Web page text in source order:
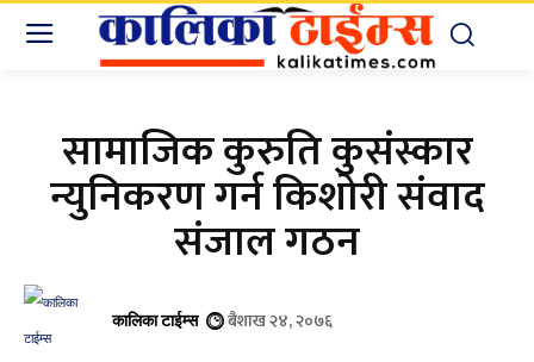
सामाजिक कुरुति कुसंस्कार
न्युनिकरण गर्न किशोरी संवाद
संजाल गठन
कालिका टाईम्स बैशाख २४, २०७६